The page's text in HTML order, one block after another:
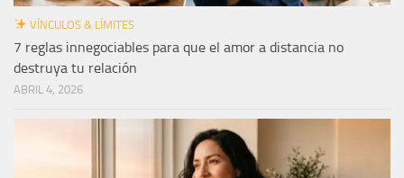
VÍNCULOS & LÍMITES
7 reglas innegociables para que el amor a distancia no
destruya tu relación
ABRIL 4, 2026